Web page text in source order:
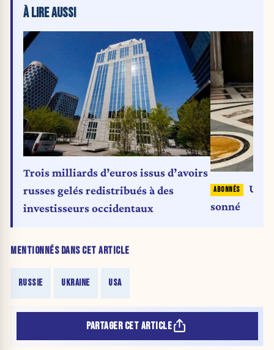
MENTIONNÉS DANS CET ARTICLE
RUSSIE UKRAINE USA
À LIRE AUSSI
Trois milliards d’euros issus d’avoirs
russes gelés redistribués à des
investisseurs occidentaux
sonné
PARTAGER CET ARTICLE